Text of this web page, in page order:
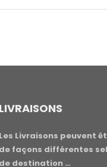
LIVRAISONS
Les Livraisons peuvent
de façons différentes
de destination …